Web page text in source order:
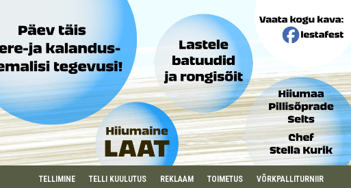
TELLIMINE TELLI KUULUTUS REKLAAM TOIMETUS VÕRKPALLITURNIIR